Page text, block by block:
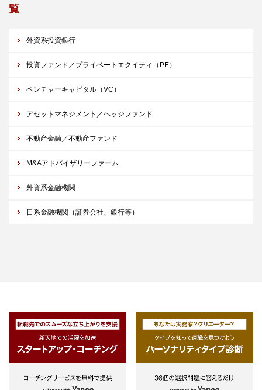
覧
外資系投資銀行
投資ファンド／プライベートエクイティ（PE）
ベンチャーキャピタル（VC）
アセットマネジメント／ヘッジファンド
不動産金融／不動産ファンド
M&Aアドバイザリーファーム
外資系金融機関
日系金融機関（証券会社、銀行等）